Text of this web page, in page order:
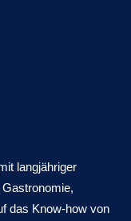
langjähriger
das Know-how von